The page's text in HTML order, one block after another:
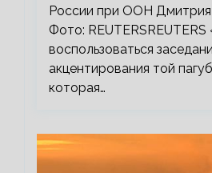
России при ООН Дмитрия
Фото:
воспользоваться
акцентирования той
которая…